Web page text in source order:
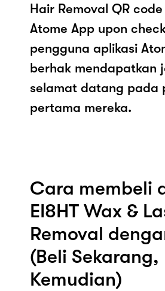
Hair Removal QR
Atome App upon
pengguna aplikasi
berhak mendapatkan
selamat datang pada
pertama mereka.
Cara membeli
EI8HT Wax &
Removal
(Beli
Kemudian)